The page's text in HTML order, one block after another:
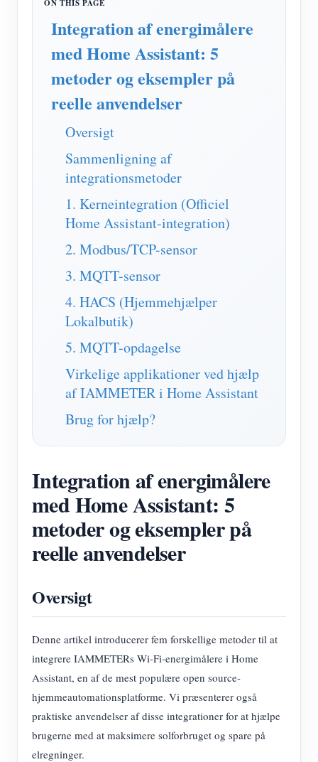
IAMMETER Simulator
Virtuel måler
Energiprognose og -simuleringssystem
Ansøgninger
PV-varmestyringssystem
Home Automation
Fabrikkens energiovervågning
Produkt lynstart
Dokument
Tutorial video
FAQ
Nyheder
Fællesskab
Udvikler
Om os
Integration af energimålere
med Home Assistant: 5
metoder og eksempler på
reelle anvendelser
Oversigt
Sammenligning af
integrationsmetoder
1. Kerneintegration (Officiel
Home Assistant-integration)
2. Modbus/TCP-sensor
3. MQTT-sensor
4. HACS (Hjemmehjælper
Lokalbutik)
5. MQTT-opdagelse
Virkelige applikationer ved hjælp
af IAMMETER i Home Assistant
Brug for hjælp?
Integration af energimålere
med Home Assistant: 5
metoder og eksempler på
reelle anvendelser
Oversigt
Denne artikel introducerer fem forskellige metoder til at
integrere IAMMETERs Wi-Fi-energimålere i Home
Assistant, en af de mest populære open source-
hjemmeautomationsplatforme. Vi præsenterer også
praktiske anvendelser af disse integrationer for at hjælpe
brugerne med at maksimere solforbruget og spare på
elregninger.